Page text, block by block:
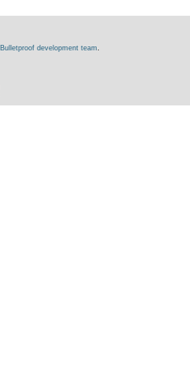
Bulletproof development team.